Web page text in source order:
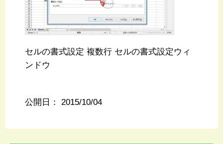
セルの書式設定 複数行 セルの書式設定ウィ
ンドウ
公開日： 2015/10/04